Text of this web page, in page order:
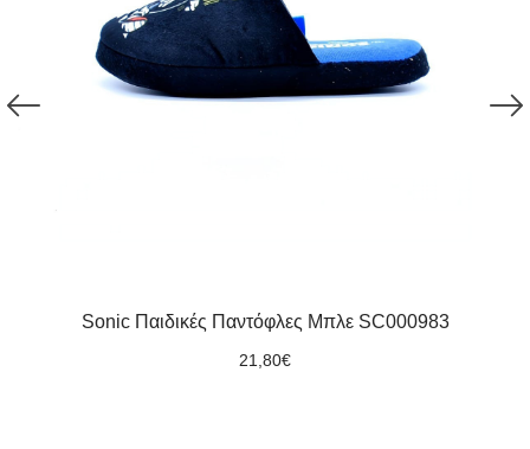
Sonic Παιδικές Παντόφλες Μπλε SC000983
21,80€